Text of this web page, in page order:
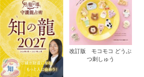
改訂版 モコモコ どうぶ
つ刺しゅう